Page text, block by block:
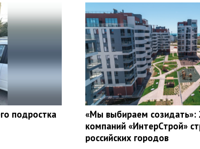
подростка
«Мы выбираем созидать»:
компаний «ИнтерСтрой»
российских городов